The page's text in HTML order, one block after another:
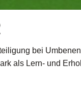
bei
als Lern- und